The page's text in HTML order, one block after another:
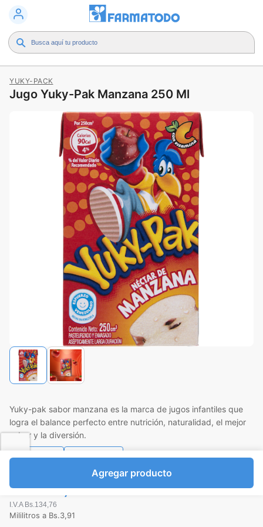
YUKY-PACK
Jugo Yuky-Pak Manzana 250 Ml
Yuky-pak sabor manzana es la marca de jugos infantiles que
logra el balance perfecto entre nutrición, naturalidad, el mejor
sabor y la diversión.
Favorito Compartir
Bs.977,00
I.V.A Bs.134,76
Mililitros a Bs.3,91
Agregar producto